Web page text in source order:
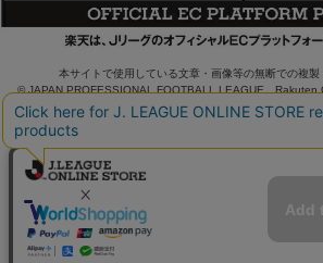
本サイトで使用している文章・画像等の無断での複製
© JAPAN PROFESSIONAL FOOTBALL LEAGUE
SERVED.